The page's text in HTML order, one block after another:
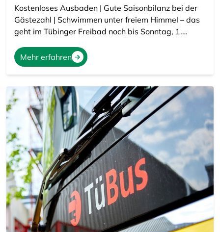
Kostenloses Ausbaden | Gute Saisonbilanz bei der
Gästezahl | Schwimmen unter freiem Himmel – das
geht im Tübinger Freibad noch bis Sonntag, 1.…
Mehr erfahren